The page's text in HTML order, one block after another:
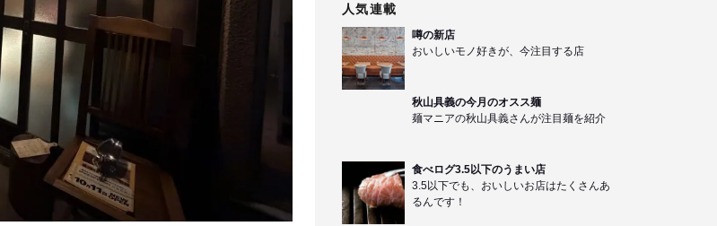
人気連載
噂の新店
おいしいモノ好きが、今注目する店
秋山具義の今月のオスス麺
麺マニアの秋山具義さんが注目麺を紹介
食べログ3.5以下のうまい店
3.5以下でも、おいしいお店はたくさんあ
るんです！